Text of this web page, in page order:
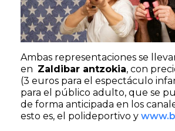
Ambas representaciones se
en Zaldibar antzokia, con
(3 euros para el espectáculo
para el público adulto, que se
de forma anticipada en los
esto es, el polideportivo y